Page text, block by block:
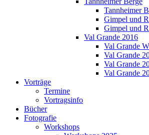
Tannheimer
Gimpel und
Gimpel und
Val Grande 2016
Val Grande
Val Grande
Val Grande
Val Grande
Vorträge
Termine
Vortragsinfo
Bücher
Fotografie
Workshops